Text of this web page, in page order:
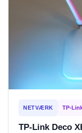
NETVÆRK TP-
TP-Link Deco